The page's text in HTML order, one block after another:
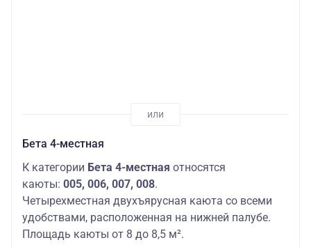
Бета 4-местная
К категории Бета 4-местная относятся
каюты: 005, 006, 007, 008.
Четырехместная двухъярусная каюта со всеми
удобствами, расположенная на нижней палубе.
Площадь каюты от 8 до 8,5 м².